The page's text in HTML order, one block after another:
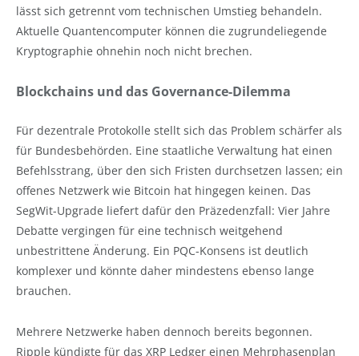
lässt sich getrennt vom technischen Umstieg behandeln.
Aktuelle Quantencomputer können die zugrundeliegende
Kryptographie ohnehin noch nicht brechen.
Blockchains und das Governance-Dilemma
Für dezentrale Protokolle stellt sich das Problem schärfer als
für Bundesbehörden. Eine staatliche Verwaltung hat einen
Befehlsstrang, über den sich Fristen durchsetzen lassen; ein
offenes Netzwerk wie Bitcoin hat hingegen keinen. Das
SegWit-Upgrade liefert dafür den Präzedenzfall: Vier Jahre
Debatte vergingen für eine technisch weitgehend
unbestrittene Änderung. Ein PQC-Konsens ist deutlich
komplexer und könnte daher mindestens ebenso lange
brauchen.
Mehrere Netzwerke haben dennoch bereits begonnen.
Ripple kündigte für das XRP Ledger einen Mehrphasenplan